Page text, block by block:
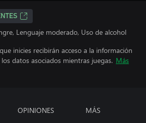
Lenguaje moderado, Uso de alcohol
inicies recibirán acceso a la información
datos asociados mientras juegas. Más
OPINIONES MÁS